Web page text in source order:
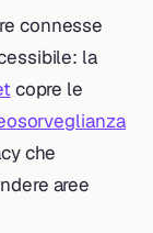
connesse
la
copre le
che
aree